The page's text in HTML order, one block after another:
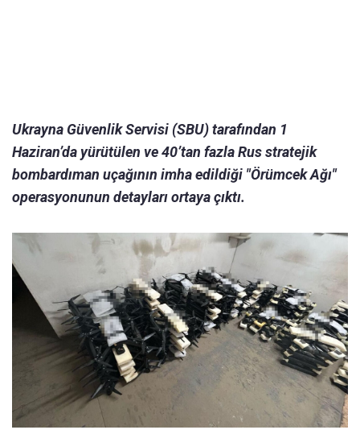
Ukrayna Güvenlik Servisi (SBU) tarafından 1
Haziran’da yürütülen ve 40’tan fazla Rus stratejik
bombardıman uçağının imha edildiği "Örümcek Ağı"
operasyonunun detayları ortaya çıktı.